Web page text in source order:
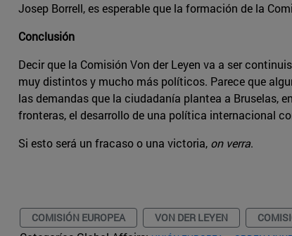
Josep Borrell, es esperable que la formación de la
Conclusión
Decir que la Comisión Von der Leyen va a ser
muy distintos y mucho más políticos. Parece que
las demandas que la ciudadanía plantea a Bruselas,
fronteras, el desarrollo de una política internacional
Si esto será un fracaso o una victoria, on verra.
COMISIÓN EUROPEA VON DER LEYEN